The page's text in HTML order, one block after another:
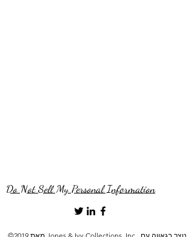
Do Not Sell My Personal Information